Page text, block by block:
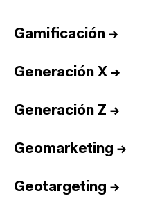
Gamificación →
Generación X →
Generación Z →
Geomarketing →
Geotargeting →